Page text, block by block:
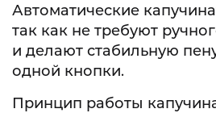
Автоматические
так как не требуют
и делают стабильную
одной кнопки.
Принцип работы